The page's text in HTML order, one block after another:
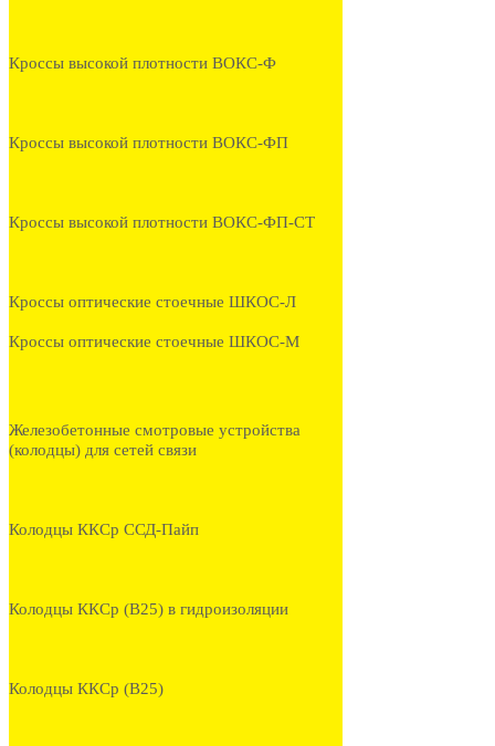
Кроссы высокой плотности ВОКС-Ф
Кроссы высокой плотности ВОКС-ФП
Кроссы высокой плотности ВОКС-ФП-СТ
Кроссы оптические стоечные ШКОС-Л
Кроссы оптические стоечные ШКОС-М
Железобетонные смотровые устройства
(колодцы) для сетей связи
Колодцы ККСр ССД-Пайп
Колодцы ККСр (В25) в гидроизоляции
Колодцы ККСр (В25)